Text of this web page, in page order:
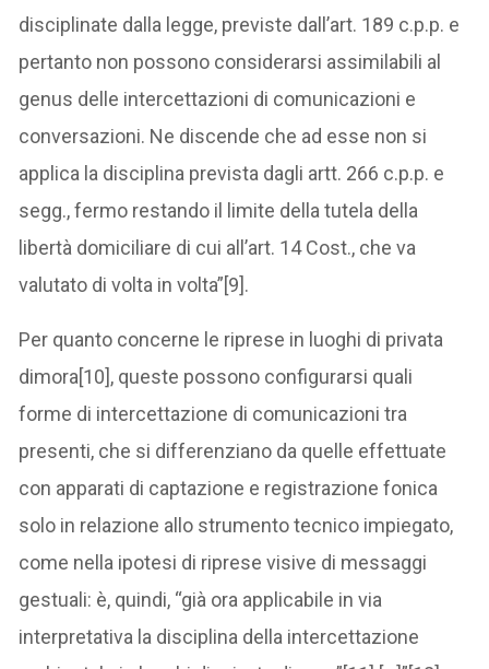
disciplinate dalla legge, previste dall’art. 189 c.p.p. e
pertanto non possono considerarsi assimilabili al
genus delle intercettazioni di comunicazioni e
conversazioni. Ne discende che ad esse non si
applica la disciplina prevista dagli artt. 266 c.p.p. e
segg., fermo restando il limite della tutela della
libertà domiciliare di cui all’art. 14 Cost., che va
valutato di volta in volta”[9].
Per quanto concerne le riprese in luoghi di privata
dimora[10], queste possono configurarsi quali
forme di intercettazione di comunicazioni tra
presenti, che si differenziano da quelle effettuate
con apparati di captazione e registrazione fonica
solo in relazione allo strumento tecnico impiegato,
come nella ipotesi di riprese visive di messaggi
gestuali: è, quindi, “già ora applicabile in via
interpretativa la disciplina della intercettazione